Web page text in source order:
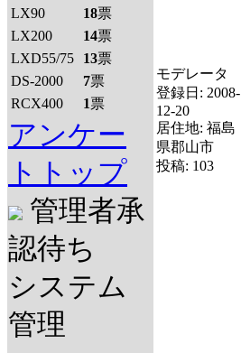
LX90
18票
LX200
14票
LXD55/75
13票
DS-2000
7票
RCX400
1票
アンケー
トトップ
管理者承
認待ち
システム
管理
モデレータ
登録日: 2008-
12-20
居住地: 福島
県郡山市
投稿: 103